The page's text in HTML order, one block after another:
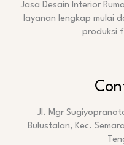
Jasa Desain Interior
layanan lengkap mulai
produksi
Jl. Mgr
Bulustalan, Kec.